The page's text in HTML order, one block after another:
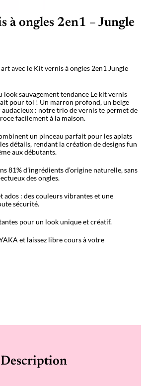
à ongles 2en1 – Jungle
avec le Kit vernis à ongles 2en1 Jungle
look sauvagement tendance Le kit vernis
pour toi ! Un marron profond, un beige
: notre trio de vernis te permet de
facilement à la maison.
un pinceau parfait pour les aplats
détails, rendant la création de designs fun
aux débutants.
81% d’ingrédients d’origine naturelle, sans
des ongles.
ados : des couleurs vibrantes et une
sécurité.
pour un look unique et créatif.
et laissez libre cours à votre
Description